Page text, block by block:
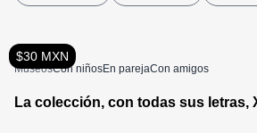
$30 MXN
MuseosCon niñosEn parejaCon amigos
La colección, con todas sus letras,